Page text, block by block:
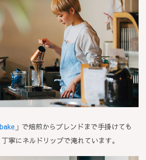
」で焙煎からブレンドまで手掛けても
寧にネルドリップで淹れています。